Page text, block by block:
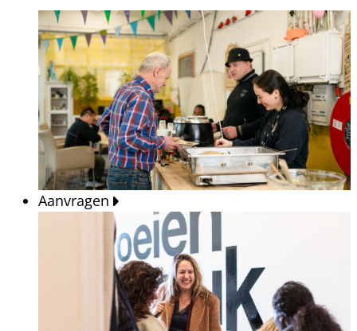
Aanvragen